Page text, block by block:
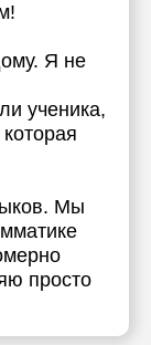
Я не
ученика,
Мы
просто